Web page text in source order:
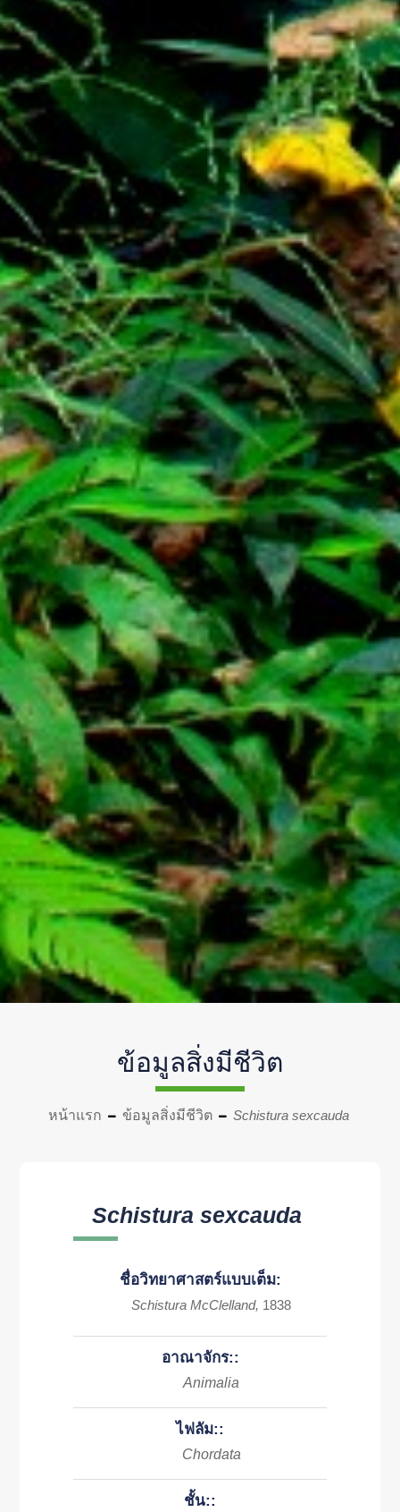
ข้อมูลสิ่งมีชีวิต
หน้าแรก ข้อมูลสิ่งมีชีวิต Schistura sexcauda
Schistura sexcauda
ชื่อวิทยาศาสตร์แบบเต็ม:
Schistura McClelland, 1838
อาณาจักร::
Animalia
ไฟลัม::
Chordata
ชั้น::